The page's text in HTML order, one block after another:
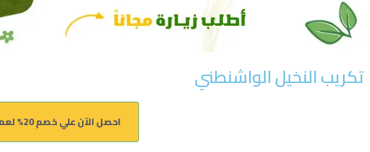
تكريب النخيل الواشنطني
احصل الآن علي خصم 20% لعملاء الرياض بالمملكة العربية السعودية